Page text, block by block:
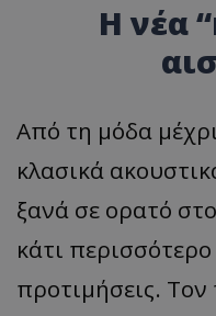
Η νέα
Από τη μόδα
κλασικά
ξανά σε ορατό
κάτι
προτιμήσεις. Τον